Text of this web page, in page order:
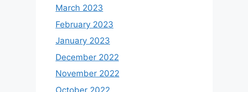
March 2023
February 2023
January 2023
December 2022
November 2022
October 2022